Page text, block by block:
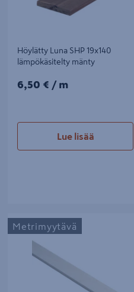
Höylätty Luna SHP 19x140
lämpökäsitelty mänty
6,50€/m
6,50 € / m
Lue lisää
Aitalauta 20x95 HS PM ympäri
Metrimyytävä